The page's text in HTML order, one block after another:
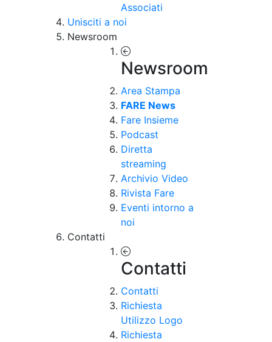
Associati
Unisciti a noi
Newsroom
Newsroom
Area Stampa
FARE News
Fare Insieme
Podcast
Diretta
streaming
Archivio Video
Rivista Fare
Eventi intorno a
noi
Contatti
Contatti
Contatti
Richiesta
Utilizzo Logo
Richiesta